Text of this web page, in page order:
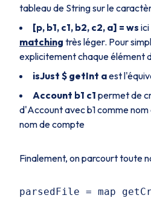
tableau de Stringsur le
[p, b1, c1, b2, c2, a] = ws
matching très léger. Pour
explicitement chaque élément
isJust $ getInt aest
Account b1 c1 permet de
d'Accountavecb1comme
nom de compte
Finalement, on parcourt toute
parsedFile = map